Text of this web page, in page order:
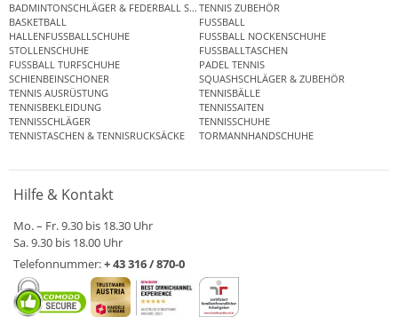
BADMINTONSCHLÄGER & FEDERBALL SETSTENNIS ZUBEHÖR
BASKETBALL
FUSSBALL
HALLENFUSSBALLSCHUHE
FUSSBALL NOCKENSCHUHE
STOLLENSCHUHE
FUSSBALLTASCHEN
FUSSBALL TURFSCHUHE
PADEL TENNIS
SCHIENBEINSCHONER
SQUASHSCHLÄGER & ZUBEHÖR
TENNIS AUSRÜSTUNG
TENNISBÄLLE
TENNISBEKLEIDUNG
TENNISSAITEN
TENNISSCHLÄGER
TENNISSCHUHE
TENNISTASCHEN & TENNISRUCKSÄCKE
TORMANNHANDSCHUHE
Hilfe & Kontakt
Mo. – Fr. 9.30 bis 18.30 Uhr
Sa. 9.30 bis 18.00 Uhr
Telefonnummer:+ 43 316 / 870-0